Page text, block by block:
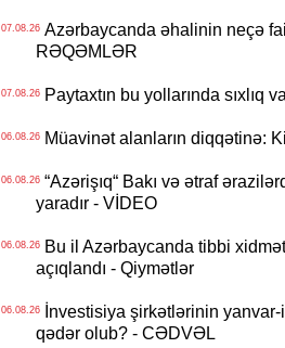
07.08.26Azərbaycanda əhalinin neçə
RƏQƏMLƏR
07.08.26Paytaxtın bu yollarında sıxlıq
06.08.26Müavinət alanların diqqətinə:
06.08.26“Azərişıq“ Bakı və ətraf
yaradır - VİDEO
06.08.26Bu il Azərbaycanda tibbi
açıqlandı - Qiymətlər
06.08.26İnvestisiya şirkətlərinin yanvar-
qədər olub? - CƏDVƏL